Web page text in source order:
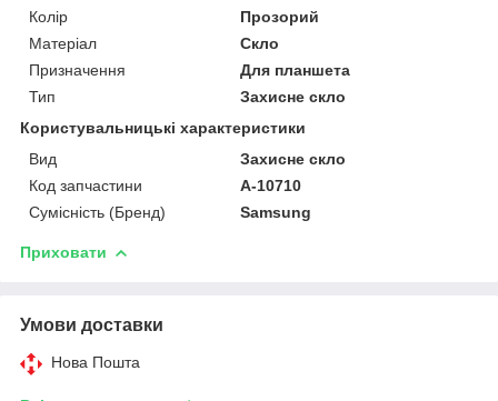
Колір
Прозорий
Матеріал
Скло
Призначення
Для планшета
Тип
Захисне скло
Користувальницькі характеристики
Вид
Захисне скло
Код запчастини
A-10710
Сумісність (Бренд)
Samsung
Приховати
Умови доставки
Нова Пошта